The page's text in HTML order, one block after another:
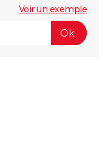
Voir un exemple